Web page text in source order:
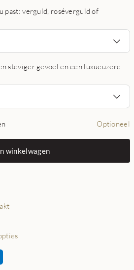
past: verguld, roséverguld of
steviger gevoel en een luxueuzere
Optioneel
winkelwagen